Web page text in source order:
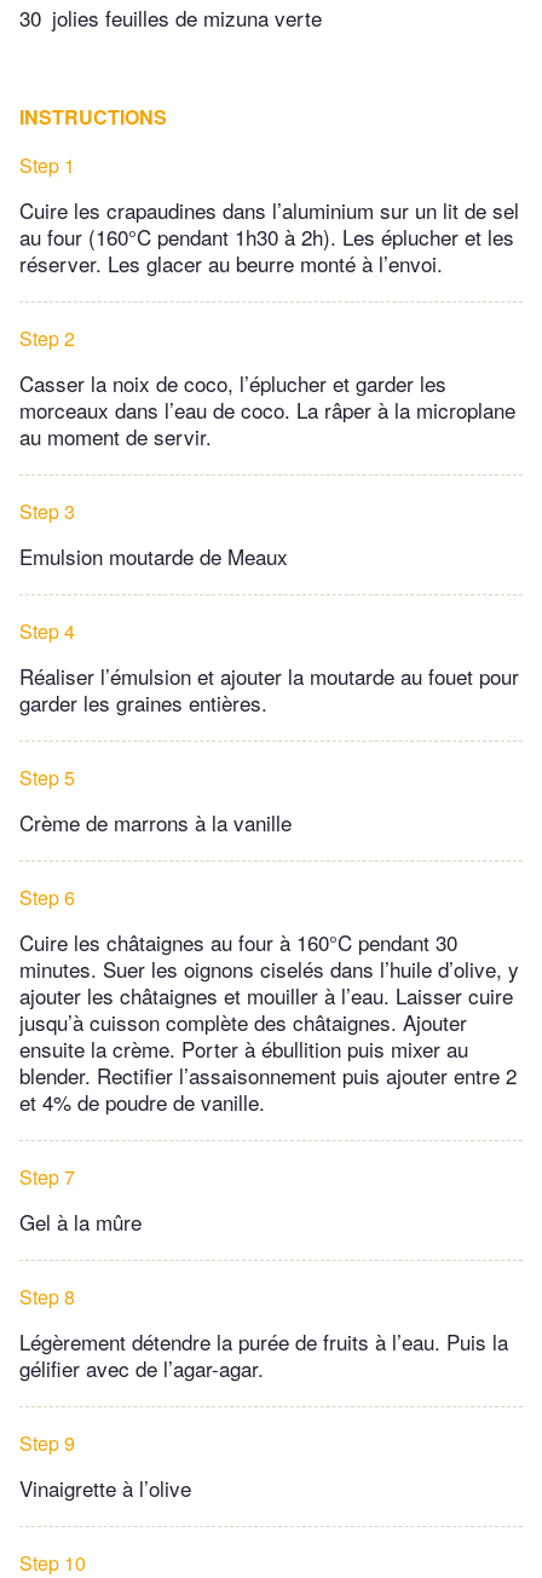
30 jolies feuilles de mizuna verte
INSTRUCTIONS
Step 1
Cuire les crapaudines dans l’aluminium sur un lit de sel
au four (160°C pendant 1h30 à 2h). Les éplucher et les
réserver. Les glacer au beurre monté à l’envoi.
Step 2
Casser la noix de coco, l’éplucher et garder les
morceaux dans l’eau de coco. La râper à la microplane
au moment de servir.
Step 3
Emulsion moutarde de Meaux
Step 4
Réaliser l’émulsion et ajouter la moutarde au fouet pour
garder les graines entières.
Step 5
Crème de marrons à la vanille
Step 6
Cuire les châtaignes au four à 160°C pendant 30
minutes. Suer les oignons ciselés dans l’huile d’olive, y
ajouter les châtaignes et mouiller à l’eau. Laisser cuire
jusqu’à cuisson complète des châtaignes. Ajouter
ensuite la crème. Porter à ébullition puis mixer au
blender. Rectifier l’assaisonnement puis ajouter entre 2
et 4% de poudre de vanille.
Step 7
Gel à la mûre
Step 8
Légèrement détendre la purée de fruits à l’eau. Puis la
gélifier avec de l’agar-agar.
Step 9
Vinaigrette à l’olive
Step 10